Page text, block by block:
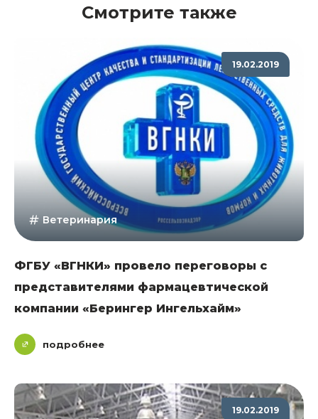
Смотрите также
19.02.2019
Ветеринария
ФГБУ «ВГНКИ» провело переговоры с
представителями фармацевтической
компании «Берингер Ингельхайм»
подробнее
19.02.2019